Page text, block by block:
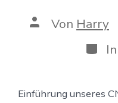
Beitragsautor
Von Harry
In
Einführung unseres